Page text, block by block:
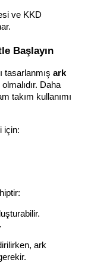
ve KKD
Başlayın
tasarlanmış ark
olmalıdır. Daha
takım kullanımı
için:
ark